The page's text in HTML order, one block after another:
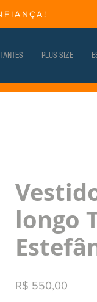
PLUS SIZE
longo
R$ 550,00